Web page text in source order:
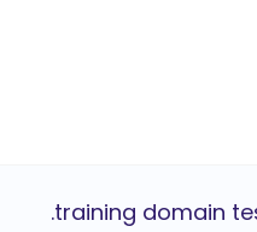
.training domain